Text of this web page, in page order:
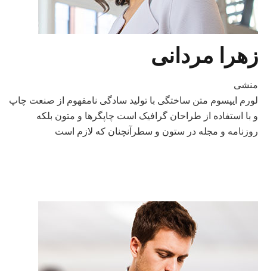
زهرا مردانی
منشی
لورم ایپسوم متن ساختگی با تولید سادگی نامفهوم از صنعت چاپ
و با استفاده از طراحان گرافیک است چاپگرها و متون بلکه
روزنامه و مجله در ستون و سطرآنچنان که لازم است